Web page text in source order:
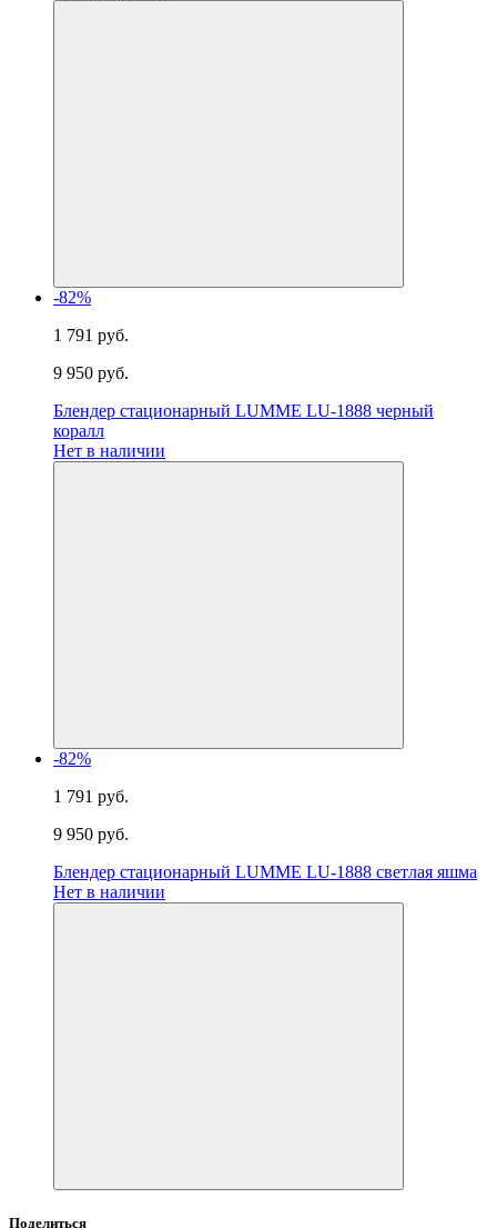
-82%
1 791 руб.
9 950 руб.
Блендер стационарный LUMME LU-1888 черный
коралл
Нет в наличии
-82%
1 791 руб.
9 950 руб.
Блендер стационарный LUMME LU-1888 светлая яшма
Нет в наличии
Поделиться